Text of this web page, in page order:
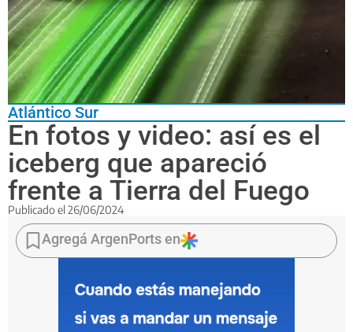
Atlántico Sur
En fotos y video: así es el
iceberg que apareció
frente a Tierra del Fuego
Publicado el 26/06/2024
Fue
divisado
durante
navegación
Agregá ArgenPorts en